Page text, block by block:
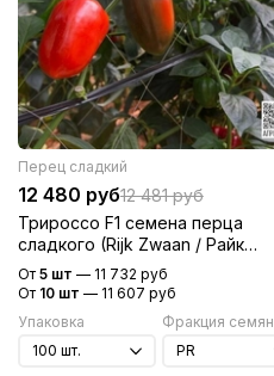
Перец сладкий
12 480 руб12 481 руб
Трироссо F1 семена перца
сладкого (Rijk Zwaan / Райк
Цваан)
От 5 шт — 11 732 руб
От 10 шт — 11 607 руб
Упаковка
Фракция семян